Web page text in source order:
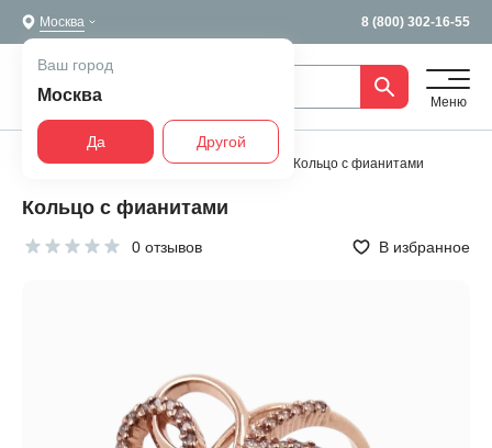
Москва 8 (800) 302-16-55
Ваш город
Москва
Да Другой
Меню
Главная Все украшения Кольца Кольцо с фианитами
Кольцо с фианитами
0 отзывов В избранное